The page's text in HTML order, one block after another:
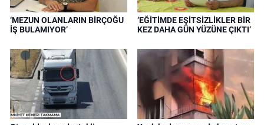
‘MEZUN OLANLARIN BİRÇOĞU
İŞ BULAMIYOR’
‘EĞİTİMDE EŞİTSİZLİKLER BİR
KEZ DAHA GÜN YÜZÜNE ÇIKTI’